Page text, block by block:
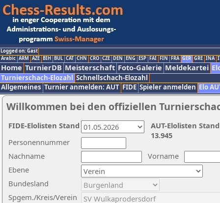
Logged on: Gast
Arabic ARM AZE BIH BUL CAT CHN CRO CZE DEN ENG ESP FAI FIN FRA GER GRE INA
Home TurnierDB Meisterschaft Foto-Galerie Meldekartei
Turnierschach-Elozahl Schnellschach-Elozahl
Allgemeines Turnier anmelden: AUT FIDE Spieler anmelden Elo
Willkommen bei den offiziellen
Nachname
Vorname
Ebene
Personennummer
Bundesland
Spgem./Kreis/Verein
AUT-Elolisten
13.945
FIDE-Elolisten Stand